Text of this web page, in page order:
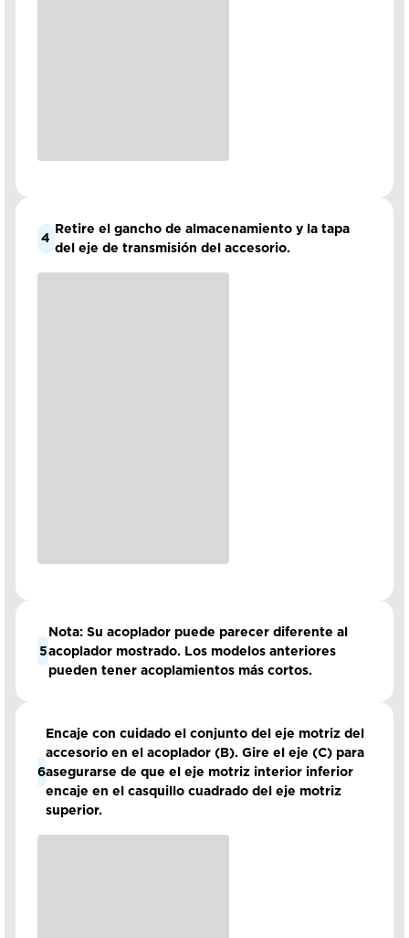
4
Retire el gancho de almacenamiento y la tapa
del eje de transmisión del accesorio.
5
Nota: Su acoplador puede parecer diferente al
acoplador mostrado. Los modelos anteriores
pueden tener acoplamientos más cortos.
6
Encaje con cuidado el conjunto del eje motriz del
accesorio en el acoplador (B). Gire el eje (C) para
asegurarse de que el eje motriz interior inferior
encaje en el casquillo cuadrado del eje motriz
superior.